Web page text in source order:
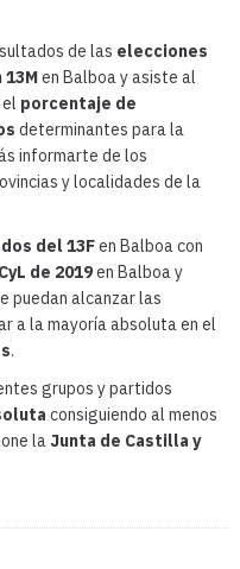
de las elecciones
en Balboa y asiste al
porcentaje de
determinantes para la
informarte de los
y localidades de la
del 13Fen Balboa con
de 2019en Balboa y
puedan alcanzar las
a la mayoría absoluta en el
.
grupos y partidos
consiguiendo al menos
la Junta de Castilla y